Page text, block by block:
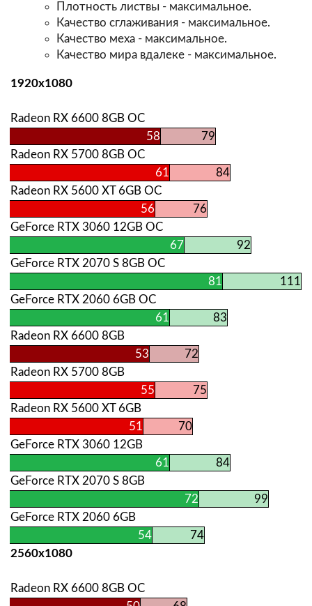
Плотность листвы - максимальное.
Качество сглаживания - максимальное.
Качество меха - максимальное.
Качество мира вдалеке - максимальное.
1920х1080
Radeon RX 6600 8GB OC
58
79
Radeon RX 5700 8GB OC
61
84
Radeon RX 5600 XT 6GB OC
56
76
GeForce RTX 3060 12GB OC
67
92
GeForce RTX 2070 S 8GB OC
81
111
GeForce RTX 2060 6GB OC
61
83
Radeon RX 6600 8GB
53
72
Radeon RX 5700 8GB
55
75
Radeon RX 5600 XT 6GB
51
70
GeForce RTX 3060 12GB
61
84
GeForce RTX 2070 S 8GB
72
99
GeForce RTX 2060 6GB
54
74
2560х1080
Radeon RX 6600 8GB OC